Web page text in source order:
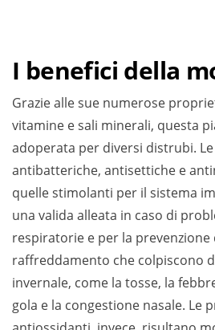
I benefici della
Grazie alle sue numerose
vitamine e sali minerali, questa
adoperata per diversi distrubi.
antibatteriche, antisettiche e
quelle stimolanti per il sistema
una valida alleata in caso di
respiratorie e per la prevenzione
raffreddamento che colpiscono
invernale, come la tosse, la
gola e la congestione nasale. Le